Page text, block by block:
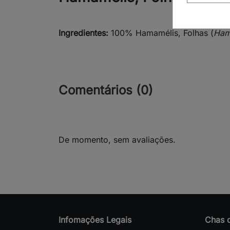
Ingredientes: 100% Hamamélis, Folhas (
Comentários (0)
De momento, sem avaliações.
Infomações Legais Chas